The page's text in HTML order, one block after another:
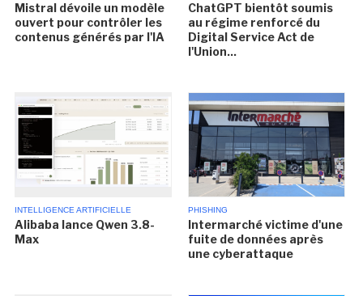
Mistral dévoile un modèle
ouvert pour contrôler les
contenus générés par l'IA
ChatGPT bientôt soumis
au régime renforcé du
Digital Service Act de
l'Union...
INTELLIGENCE ARTIFICIELLE
Alibaba lance Qwen 3.8-
Max
PHISHING
Intermarché victime d'une
fuite de données après
une cyberattaque